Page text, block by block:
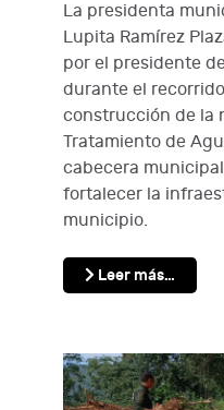
La presidenta
Lupita Ramírez
por el presidente
durante el
construcción de la
Tratamiento de
cabecera
fortalecer la
municipio.
Leer más…